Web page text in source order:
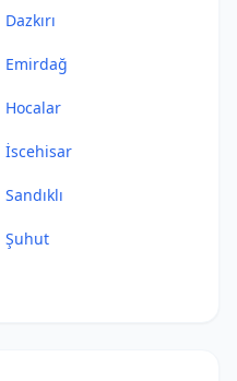
Dazkırı
Emirdağ
Hocalar
İscehisar
Sandıklı
Şuhut